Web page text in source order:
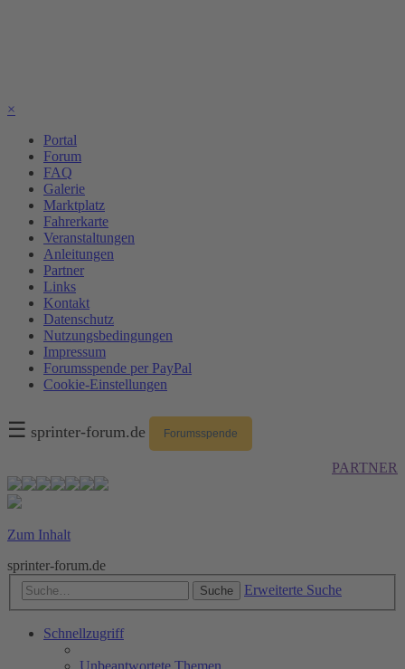
×
Portal
Forum
FAQ
Galerie
Marktplatz
Fahrerkarte
Veranstaltungen
Anleitungen
Partner
Links
Kontakt
Datenschutz
Nutzungsbedingungen
Impressum
Forumsspende per PayPal
Cookie-Einstellungen
☰ sprinter-forum.de Forumsspende
PARTNER
Zum Inhalt
sprinter-forum.de
Suche Erweiterte Suche
Schnellzugriff
Unbeantwortete Themen